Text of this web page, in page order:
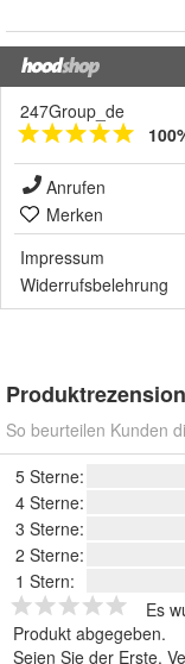
247Group_de
Anrufen
Merken
Impressum
Widerrufsbelehrung
So beurteilen Kunden
5 Sterne:
4 Sterne:
3 Sterne:
2 Sterne:
1 Stern:
Es
Produkt abgegeben.
Seien Sie der Erste.